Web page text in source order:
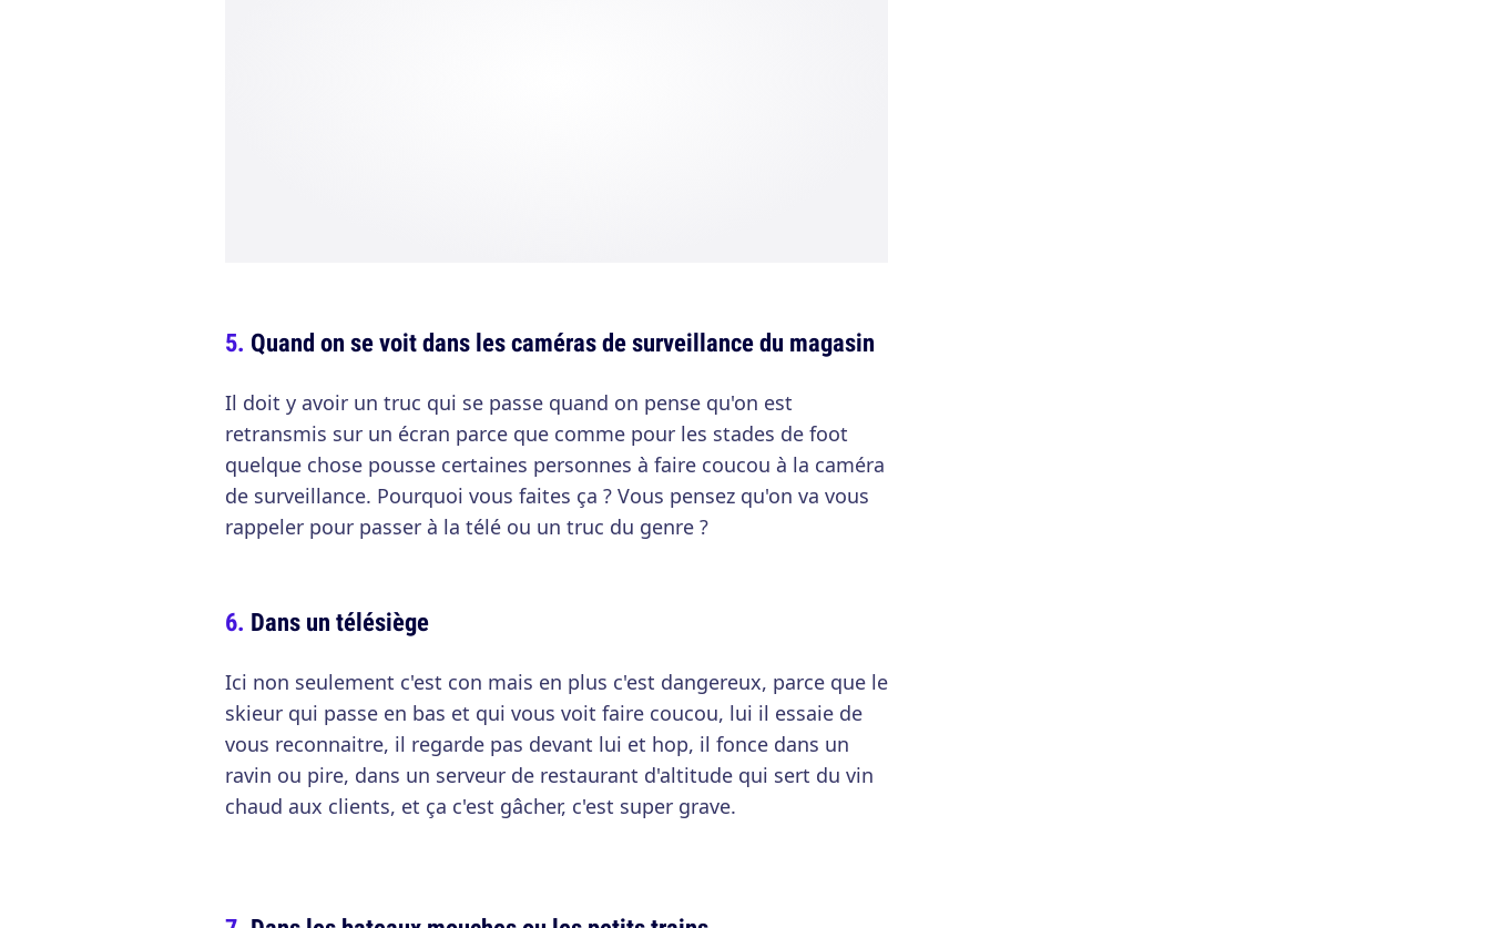
Quand on se voit dans les caméras de surveillance du magasin
Il doit y avoir un truc qui se passe quand on pense qu'on est
retransmis sur un écran parce que comme pour les stades de foot
quelque chose pousse certaines personnes à faire coucou à la caméra
de surveillance. Pourquoi vous faites ça ? Vous pensez qu'on va vous
rappeler pour passer à la télé ou un truc du genre ?
Dans un télésiège
Ici non seulement c'est con mais en plus c'est dangereux, parce que le
skieur qui passe en bas et qui vous voit faire coucou, lui il essaie de
vous reconnaitre, il regarde pas devant lui et hop, il fonce dans un
ravin ou pire, dans un serveur de restaurant d'altitude qui sert du vin
chaud aux clients, et ça c'est gâcher, c'est super grave.